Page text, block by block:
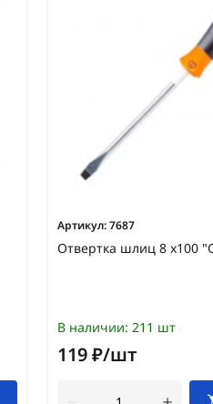
Артикул:7687
Отвертка шлиц 8 х100
В наличии: 211 шт
119 ₽/шт